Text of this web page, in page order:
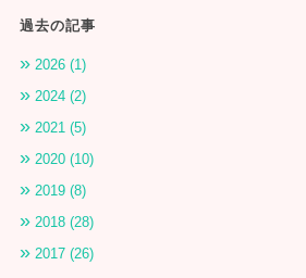
過去の記事
2026 (1)
2024 (2)
2021 (5)
2020 (10)
2019 (8)
2018 (28)
2017 (26)